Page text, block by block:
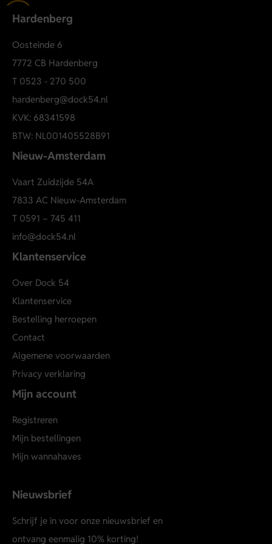
Korte mouwen
PME Legend logo op de borst
Wasadvies: wassen op maximaal 30 graden en
binnenstebuiten wassen om de kleur mooi te houden.
Short sleeve r-neck American Class
Hardenberg
Oosteinde 6
7772 CB Hardenberg
T 0523 - 270 500
hardenberg@dock54.nl
KVK: 68341598
BTW: NL001405528B91
Nieuw-Amsterdam
Vaart Zuidzijde 54A
7833 AC Nieuw-Amsterdam
T 0591 – 745 411
info@dock54.nl
Klantenservice
Over Dock 54
Klantenservice
Bestelling herroepen
Contact
Algemene voorwaarden
Privacy verklaring
Mijn account
Registreren
Mijn bestellingen
Mijn wannahaves
Nieuwsbrief
Schrijf je in voor onze nieuwsbrief en
ontvang eenmalig 10% korting!